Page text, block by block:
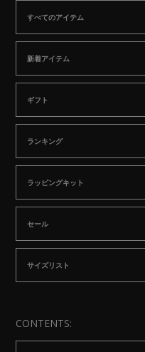
すべてのアイテム
新着アイテム
ギフト
ランキング
ラッピングキット
セール
サイズリスト
CONTENTS: